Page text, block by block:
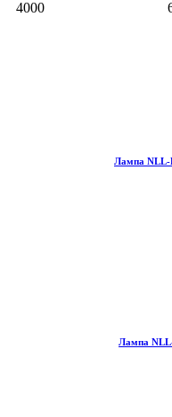
4000
Лампа NLL-
Лампа